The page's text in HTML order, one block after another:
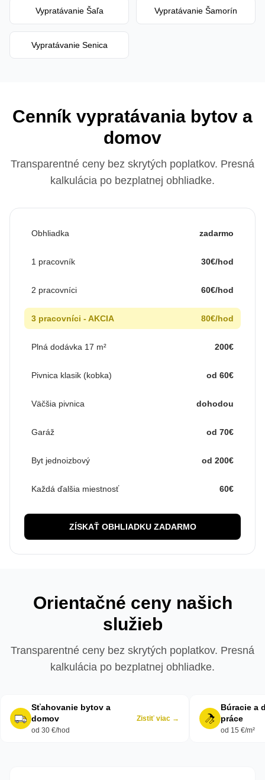
Vypratávanie Šaľa Vypratávanie Šamorín
Vypratávanie Senica
Cenník vypratávania bytov a
domov
Transparentné ceny bez skrytých poplatkov. Presná
kalkulácia po bezplatnej obhliadke.
Obhliadka zadarmo
1 pracovník 30€/hod
2 pracovníci 60€/hod
3 pracovníci - AKCIA 80€/hod
Plná dodávka 17 m² 200€
Pivnica klasik (kobka) od 60€
Väčšia pivnica dohodou
Garáž od 70€
Byt jednoizbový od 200€
Každá ďalšia miestnosť 60€
ZÍSKAŤ OBHLIADKU ZADARMO
Orientačné ceny našich
služieb
Transparentné ceny bez skrytých poplatkov. Presná
kalkulácia po bezplatnej obhliadke.
Sťahovanie bytov a
domov
od 30 €/hod
Zistiť viac →
Búracie a
práce
od 15 €/m²